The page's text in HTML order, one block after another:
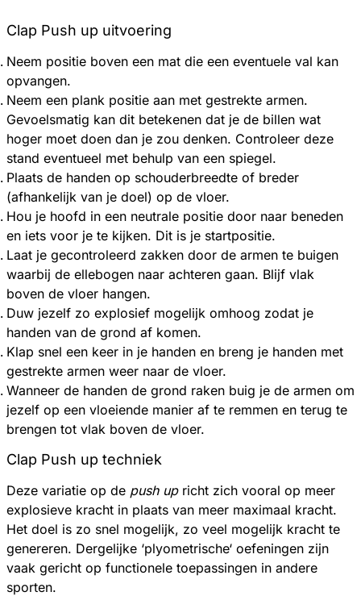
Clap Push up uitvoering
Neem positie boven een mat die een eventuele val kan
opvangen.
Neem een plank positie aan met gestrekte armen.
Gevoelsmatig kan dit betekenen dat je de billen wat
hoger moet doen dan je zou denken. Controleer deze
stand eventueel met behulp van een spiegel.
Plaats de handen op schouderbreedte of breder
(afhankelijk van je doel) op de vloer.
Hou je hoofd in een neutrale positie door naar beneden
en iets voor je te kijken. Dit is je startpositie.
Laat je gecontroleerd zakken door de armen te buigen
waarbij de ellebogen naar achteren gaan. Blijf vlak
boven de vloer hangen.
Duw jezelf zo explosief mogelijk omhoog zodat je
handen van de grond af komen.
Klap snel een keer in je handen en breng je handen met
gestrekte armen weer naar de vloer.
Wanneer de handen de grond raken buig je de armen om
jezelf op een vloeiende manier af te remmen en terug te
brengen tot vlak boven de vloer.
Clap Push up techniek
Deze variatie op de push upricht zich vooral op meer
explosieve kracht in plaats van meer maximaal kracht.
Het doel is zo snel mogelijk, zo veel mogelijk kracht te
genereren. Dergelijke ‘plyometrische‘ oefeningen zijn
vaak gericht op functionele toepassingen in andere
sporten.